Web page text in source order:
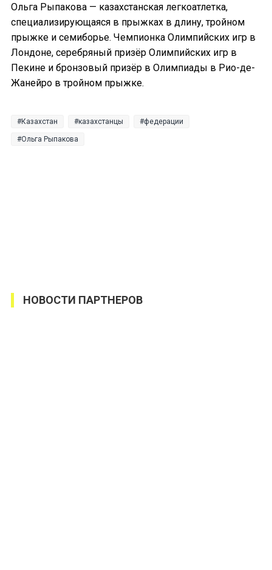
Ольга Рыпакова — казахстанская легкоатлетка,
специализирующаяся в прыжках в длину, тройном
прыжке и семиборье. Чемпионка Олимпийских игр в
Лондоне, серебряный призёр Олимпийских игр в
Пекине и бронзовый призёр в Олимпиады в Рио-де-
Жанейро в тройном прыжке.
Казахстан казахстанцы федерации
Ольга Рыпакова
НОВОСТИ ПАРТНЕРОВ